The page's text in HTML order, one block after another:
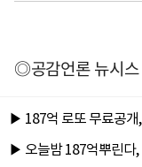
◎공감언론 뉴시스